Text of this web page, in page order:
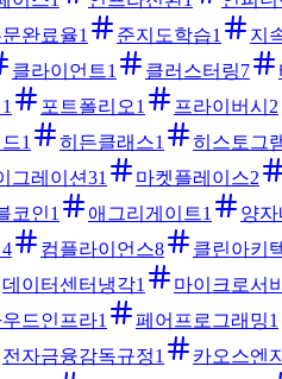
완료율1 준지도학습1 지
클라이언트1 클러스터링7
1 포트폴리오1 프라이버시 2
1 히든클래스1 히스토그
그레이션31 마켓플레이스2
코인1 애그리게이트1 양
4 컴플라이언스8 클린아키
데이터센터냉각1 마이크로서
드인프라1 페어프로그래밍1
전자금융감독규정1 카오스엔